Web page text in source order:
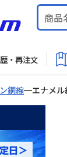
・再注文
銅線 エナメ
日＞